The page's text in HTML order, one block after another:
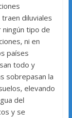
diluviales
tipo de
ni en
países
todo y
sobrepasan la
elevando
del
y se